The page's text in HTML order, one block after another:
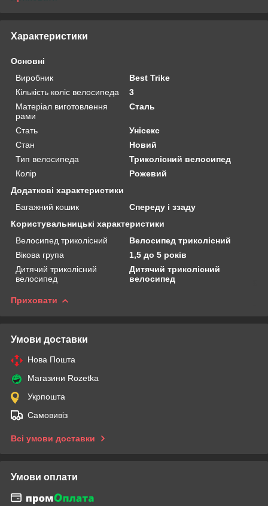
Характеристики
Основні
Виробник
Best Trike
Кількість коліс велосипеда
3
Матеріал виготовлення
рами
Сталь
Стать
Унісекс
Стан
Новий
Тип велосипеда
Триколісний велосипед
Колір
Рожевий
Додаткові характеристики
Багажний кошик
Спереду і ззаду
Користувальницькі характеристики
Велосипед триколісний
Велосипед триколісний
Вікова група
1,5 до 5 років
Дитячий триколісний
велосипед
Дитячий триколісний
велосипед
Приховати
Умови доставки
Нова Пошта
Магазини Rozetka
Укрпошта
Самовивіз
Всі умови доставки
Умови оплати